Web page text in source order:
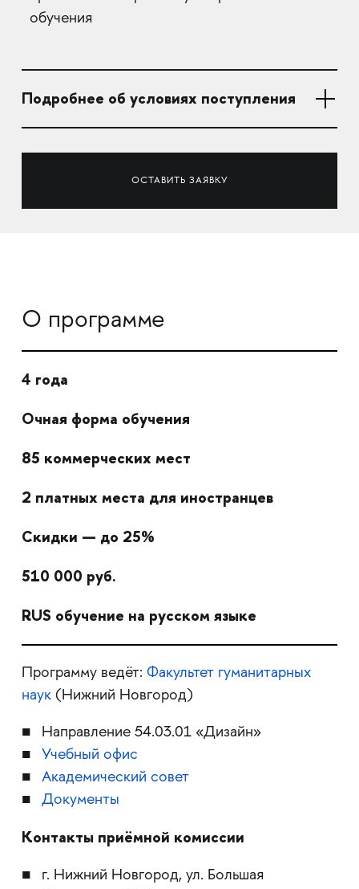
обучения
Подробнее об условиях поступления
ОСТАВИТЬ ЗАЯВКУ
О программе
4 года
Очная форма обучения
85 коммерческих мест
2 платных места для иностранцев
Скидки — до 25%
510 000 руб.
RUS обучение на русском языке
Программу ведёт: Факультет гуманитарных
наук(Нижний Новгород)
Направление 54.03.01 «Дизайн»
Учебный офис
Академический совет
Документы
Контакты приёмной комиссии
г. Нижний Новгород, ул. Большая